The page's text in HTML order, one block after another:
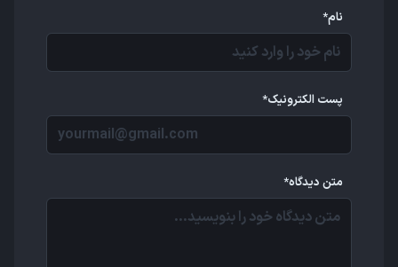
نام*
پست الکترونیک*
متن دیدگاه*